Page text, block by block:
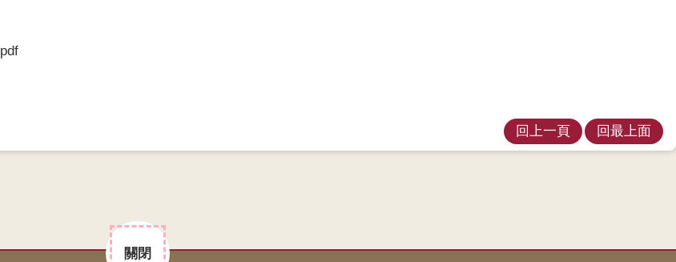
pdf
回上一頁 回最上面
關閉